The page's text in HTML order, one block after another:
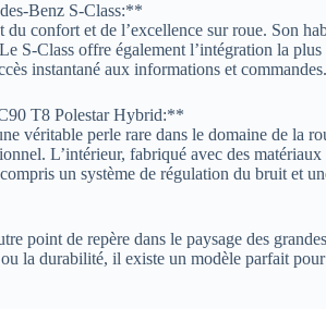
Benz S-Class:**
confort et de l’excellence sur roue. Son
S-Class offre également l’intégration la
instantané aux informations et commandes.
T8 Polestar Hybrid:**
véritable perle rare dans le domaine de la
L’intérieur, fabriqué avec des
un système de régulation du bruit et
point de repère dans le paysage des
la durabilité, il existe un modèle parfait